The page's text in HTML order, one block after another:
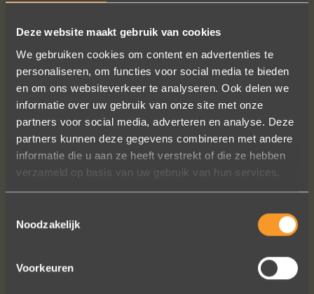
Deze website maakt gebruik van cookies
We gebruiken cookies om content en advertenties te
personaliseren, om functies voor social media te bieden
en om ons websiteverkeer te analyseren. Ook delen we
informatie over uw gebruik van onze site met onze
partners voor social media, adverteren en analyse. Deze
partners kunnen deze gegevens combineren met andere
informatie die u aan ze heeft verstrekt of die ze hebben
verzameld op basis van uw gebruik van hun services.
Noodzakelijk
Voorkeuren
Wat een vakmanschap! De sierraden
zijn gewoon prachtig en subtiel
tegelijk. Héél veel waar voor je geld. In
het echt zijn ze eigenlijk mooier dan
op de foto's.
We bestelden online, maar er wordt